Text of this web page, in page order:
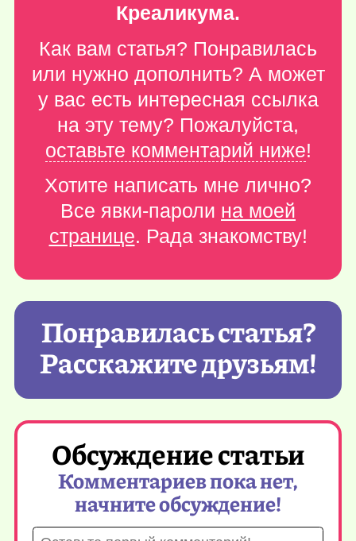
Креаликума.
Как вам статья? Понравилась
или нужно дополнить? А может
у вас есть интересная ссылка
на эту тему? Пожалуйста,
оставьте комментарий ниже!
Хотите написать мне лично?
Все явки-пароли на моей
странице. Рада знакомству!
Понравилась статья?
Расскажите друзьям!
Обсуждение статьи
Комментариев пока нет,
начните обсуждение!